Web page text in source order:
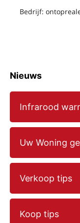
Bedrijf:
Nieuws
Infrarood
Uw Woning
Verkoop tips
Koop tips